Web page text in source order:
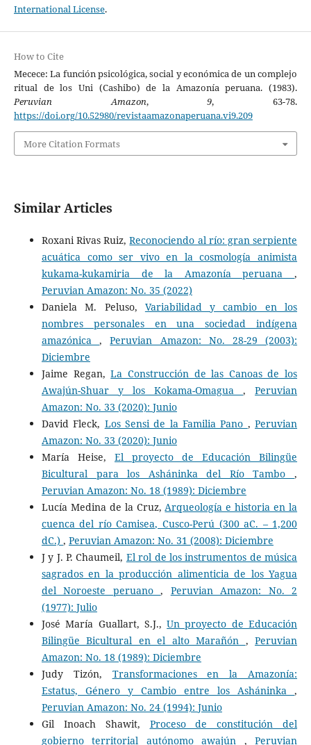
International License.
How to Cite
Mecece: La función psicológica, social y económica de un complejo
ritual de los Uni (Cashibo) de la Amazonía peruana. (1983).
Peruvian Amazon,9, 63-78.
https://doi.org/10.52980/revistaamazonaperuana.vi9.209
More Citation Formats
Similar Articles
Roxani Rivas Ruiz,Reconociendo al río: gran serpiente
acuática como ser vivo en la cosmología animista
kukama-kukamiria de la Amazonía peruana,
Peruvian Amazon: No. 35 (2022)
Daniela M. Peluso, Variabilidad y cambio en los
nombres personales en una sociedad indígena
amazónica,Peruvian Amazon: No. 28-29 (2003):
Diciembre
Jaime Regan,La Construcción de las Canoas de los
Awajún-Shuar y los Kokama-Omagua,Peruvian
Amazon: No. 33 (2020): Junio
David Fleck, Los Sensi de la Familia Pano ,Peruvian
Amazon: No. 33 (2020): Junio
María Heise, El proyecto de Educación Bilingüe
Bicultural para los Asháninka del Río Tambo,
Peruvian Amazon: No. 18 (1989): Diciembre
Lucía Medina de la Cruz,Arqueología e historia en la
cuenca del río Camisea, Cusco-Perú (300 aC. – 1,200
dC.) , Peruvian Amazon: No. 31 (2008): Diciembre
J y J. P. Chaumeil, El rol de los instrumentos de música
sagrados en la producción alimenticia de los Yagua
del Noroeste peruano, Peruvian Amazon: No. 2
(1977): Julio
José María Guallart, S.J.,Un proyecto de Educación
Bilingüe Bicultural en el alto Marañón ,Peruvian
Amazon: No. 18 (1989): Diciembre
Judy Tizón, Transformaciones en la Amazonía:
Estatus, Género y Cambio entre los Asháninka,
Peruvian Amazon: No. 24 (1994): Junio
Gil Inoach Shawit, Proceso de constitución del
gobierno territorial autónomo awajún ,Peruvian